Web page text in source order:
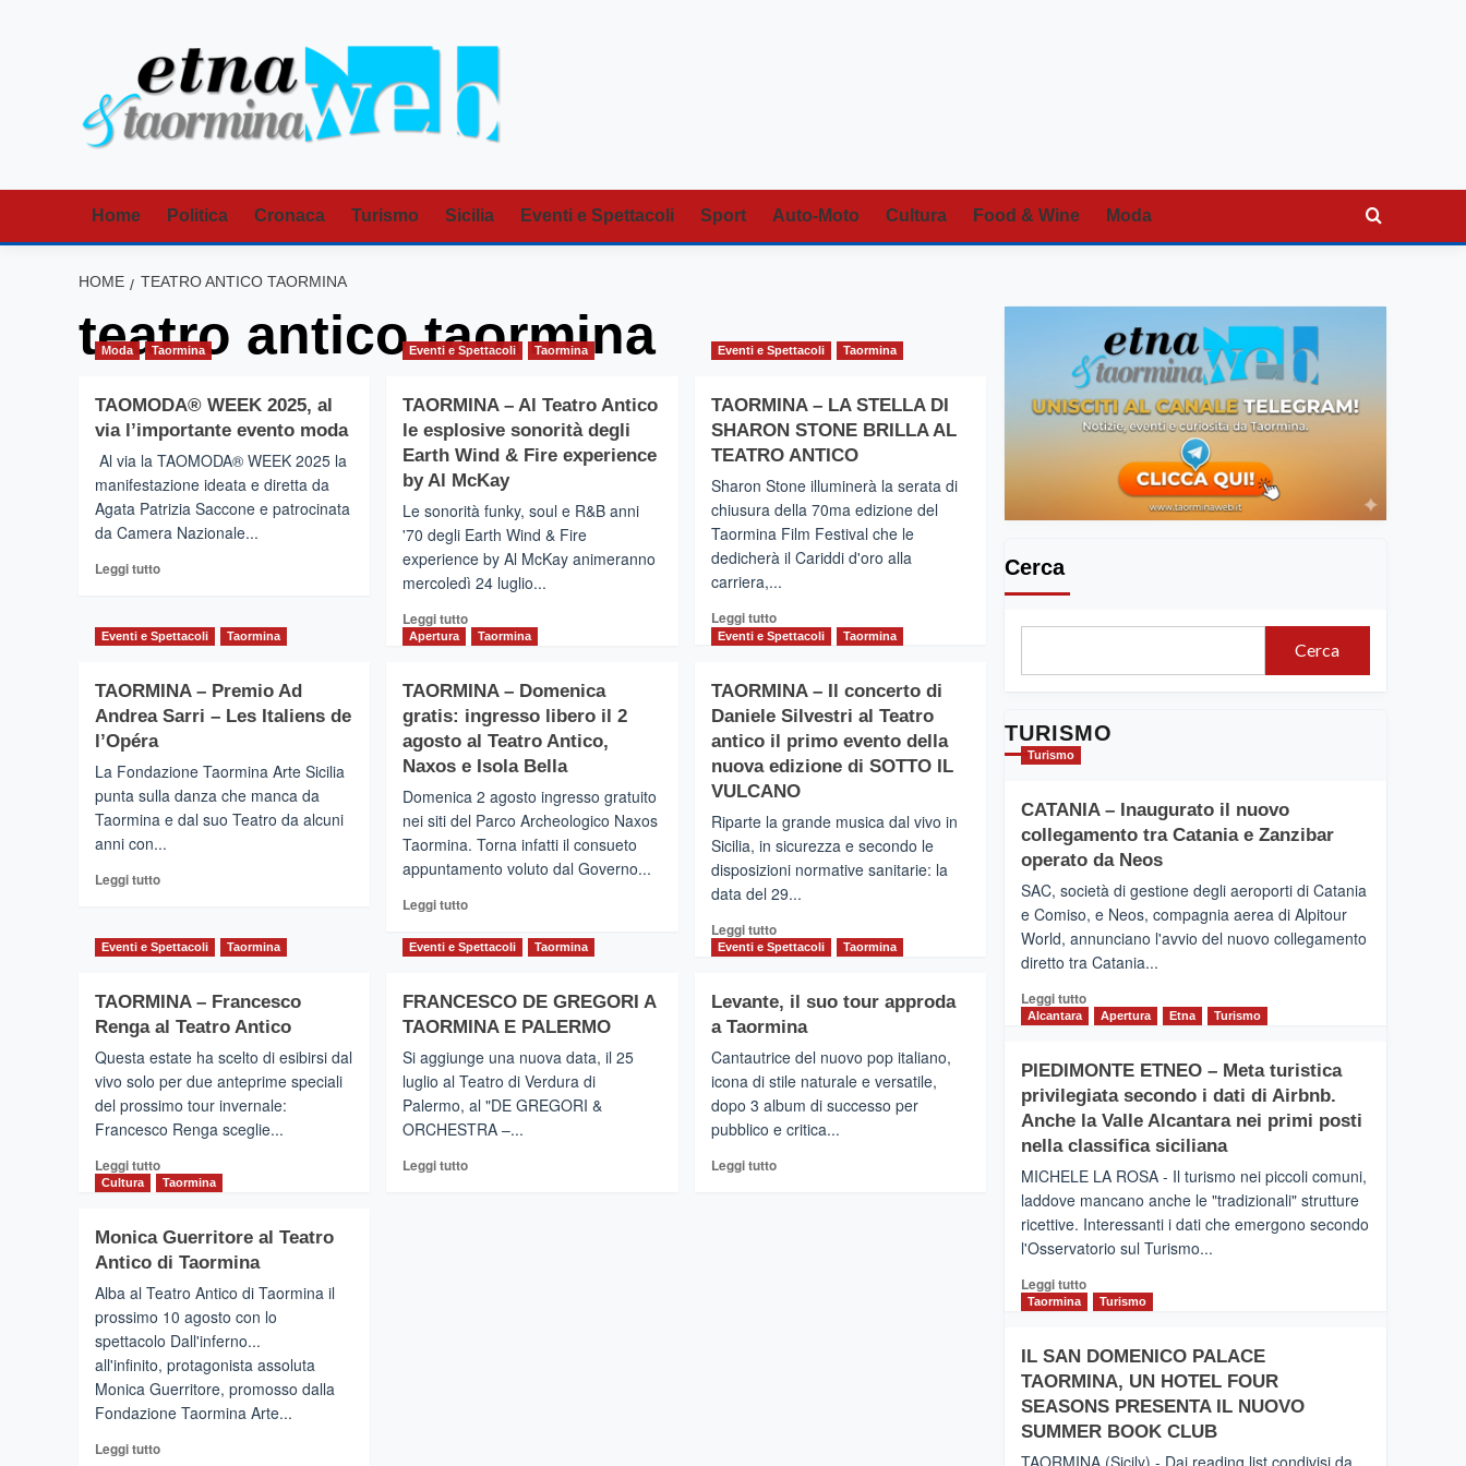
Home Politica Cronaca Turismo Sicilia Eventi e Spettacoli Sport Auto-Moto Cultura Food & Wine Moda
HOME TEATRO ANTICO TAORMINA
teatro antico taormina
Moda Taormina
TAOMODA® WEEK 2025, al
via l’importante evento moda
Al via la TAOMODA® WEEK 2025 la
manifestazione ideata e diretta da
Agata Patrizia Saccone e patrocinata
da Camera Nazionale...
Leggi tuttoLeggi
su
TAOMODA®
2025,
al
evento
moda
Eventi e Spettacoli Taormina
TAORMINA – Al Teatro Antico
le esplosive sonorità degli
Earth Wind & Fire experience
by Al McKay
Le sonorità funky, soul e R&B anni
'70 degli Earth Wind & Fire
experience by Al McKay animeranno
mercoledì 24 luglio...
Leggi tuttoLeggi
di
TAORMINA
–
Al
Teatro
le
esplosive
sonorità
degli
Wind
Fire
Al
McKay
Eventi e Spettacoli Taormina
TAORMINA – LA STELLA DI
SHARON STONE BRILLA AL
TEATRO ANTICO
Sharon Stone illuminerà la serata di
chiusura della 70ma edizione del
Taormina Film Festival che le
dedicherà il Cariddi d'oro alla
carriera,...
Leggi tuttoLeggi
di
TAORMINA
–
LA
STELLA
SHARON
STONE
BRILLA
AL
ANTICO
Eventi e Spettacoli Taormina
TAORMINA – Premio Ad
Andrea Sarri – Les Italiens de
l’Opéra
La Fondazione Taormina Arte Sicilia
punta sulla danza che manca da
Taormina e dal suo Teatro da alcuni
anni con...
Leggi tuttoLeggi
su
TAORMINA
Premio
Ad
Sarri
–
Les
Italiens
l’Opéra
Apertura Taormina
TAORMINA – Domenica
gratis: ingresso libero il 2
agosto al Teatro Antico,
Naxos e Isola Bella
Domenica 2 agosto ingresso gratuito
nei siti del Parco Archeologico Naxos
Taormina. Torna infatti il consueto
appuntamento voluto dal Governo...
Leggi tuttoLeggi
più
su
–
Domenica
ingresso
libero
il
2
al
Eventi e Spettacoli Taormina
TAORMINA – Il concerto di
Daniele Silvestri al Teatro
antico il primo evento della
nuova edizione di SOTTO IL
VULCANO
Riparte la grande musica dal vivo in
Sicilia, in sicurezza e secondo le
disposizioni normative sanitarie: la
data del 29...
Leggi tuttoLeggi
di
TAORMINA
–
di
Daniele
Silvestri
Teatro
Eventi e Spettacoli Taormina
TAORMINA – Francesco
Renga al Teatro Antico
Questa estate ha scelto di esibirsi dal
vivo solo per due anteprime speciali
del prossimo tour invernale:
Francesco Renga sceglie...
Leggi tuttoLeggi
di
TAORMINA
–
Francesco
al
Teatro
Antico
Eventi e Spettacoli Taormina
FRANCESCO DE GREGORI A
TAORMINA E PALERMO
Si aggiunge una nuova data, il 25
luglio al Teatro di Verdura di
Palermo, al "DE GREGORI &
ORCHESTRA –...
Leggi tuttoLeggi
Eventi e Spettacoli Taormina
Levante, il suo tour approda
a Taormina
Cantautrice del nuovo pop italiano,
icona di stile naturale e versatile,
dopo 3 album di successo per
pubblico e critica...
Leggi tuttoLeggi
Cultura Taormina
Monica Guerritore al Teatro
Antico di Taormina
Alba al Teatro Antico di Taormina il
prossimo 10 agosto con lo
spettacolo Dall'inferno...
all'infinito, protagonista assoluta
Monica Guerritore, promosso dalla
Fondazione Taormina Arte...
Leggi tuttoLeggi
Cerca
Cerca
TURISMO
Turismo
CATANIA – Inaugurato il nuovo
collegamento tra Catania e Zanzibar
operato da Neos
SAC, società di gestione degli aeroporti di Catania
e Comiso, e Neos, compagnia aerea di Alpitour
World, annunciano l'avvio del nuovo collegamento
diretto tra Catania...
Leggi tuttoLeggi
CATANIA
–
Inaugurato
il
collegamento
tra
Catania
e
operato
da
Alcantara Apertura Etna Turismo
PIEDIMONTE ETNEO – Meta turistica
privilegiata secondo i dati di Airbnb.
Anche la Valle Alcantara nei primi posti
nella classifica siciliana
MICHELE LA ROSA - Il turismo nei piccoli comuni,
laddove mancano anche le "tradizionali" strutture
ricettive. Interessanti i dati che emergono secondo
l'Osservatorio sul Turismo...
Leggi tuttoLeggi
PIEDIMONTE
ETNEO
–
Meta
Taormina Turismo
IL SAN DOMENICO PALACE
TAORMINA, UN HOTEL FOUR
SEASONS PRESENTA IL NUOVO
SUMMER BOOK CLUB
TAORMINA (Sicily) - Dai reading list condivisi da